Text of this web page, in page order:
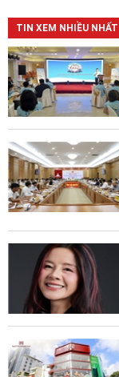
TIN XEM NHIỀU NHẤT